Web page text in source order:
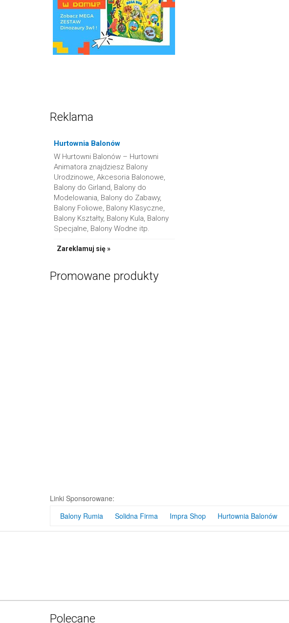
Reklama
Hurtownia Balonów
W Hurtowni Balonów – Hurtowni
Animatora znajdziesz Balony
Urodzinowe, Akcesoria Balonowe,
Balony do Girland, Balony do
Modelowania, Balony do Zabawy,
Balony Foliowe, Balony Klasyczne,
Balony Kształty, Balony Kula, Balony
Specjalne, Balony Wodne itp.
Zareklamuj się »
Promowane produkty
Linki Sponsorowane:
Balony Rumia
Solidna Firma Impra Shop Hurtownia Balonów
Polecane